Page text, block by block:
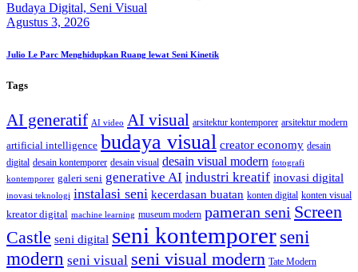
Budaya Digital, Seni Visual
Agustus 3, 2026
Julio Le Parc Menghidupkan Ruang lewat Seni Kinetik
Tags
AI generatif AI video AI visual arsitektur kontemporer arsitektur modern
artificial intelligence budaya visual creator economy desain
digital desain kontemporer desain visual desain visual modern fotografi
kontemporer galeri seni generative AI industri kreatif inovasi digital
inovasi teknologi instalasi seni kecerdasan buatan konten digital konten visual
kreator digital machine learning museum modern pameran seni Screen
Castle seni digital seni kontemporer seni
modern seni visual seni visual modern Tate Modern